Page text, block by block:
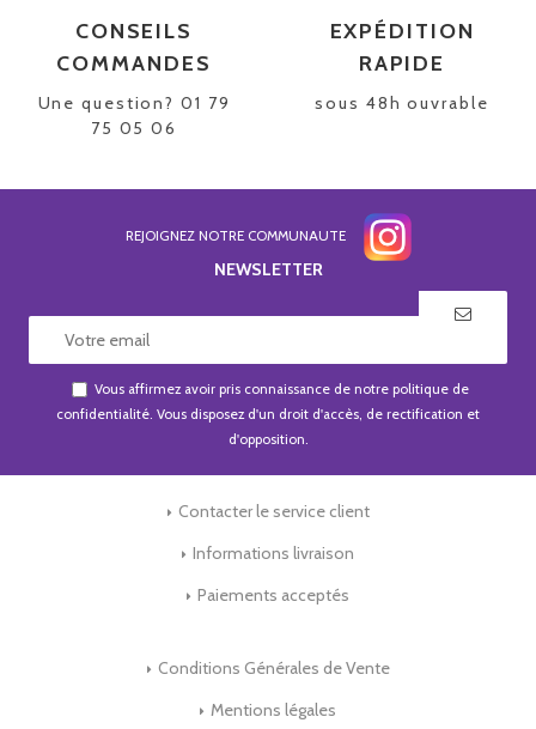
CONSEILS
COMMANDES
Une question? 01 79
75 05 06
EXPÉDITION
RAPIDE
sous 48h ouvrable
REJOIGNEZ NOTRE COMMUNAUTE
NEWSLETTER
Vous affirmez avoir pris connaissance de notre politique de
confidentialité. Vous disposez d'un droit d'accès, de rectification et
d'opposition.
Contacter le service client
Informations livraison
Paiements acceptés
Conditions Générales de Vente
Mentions légales